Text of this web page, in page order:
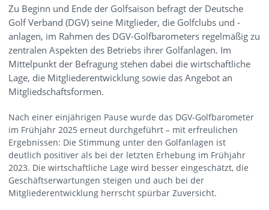
Zu Beginn und Ende der Golfsaison befragt der Deutsche
Golf Verband (DGV) seine Mitglieder, die Golfclubs und -
anlagen, im Rahmen des DGV-Golfbarometers regelmäßig zu
zentralen Aspekten des Betriebs ihrer Golfanlagen. Im
Mittelpunkt der Befragung stehen dabei die wirtschaftliche
Lage, die Mitgliederentwicklung sowie das Angebot an
Mitgliedschaftsformen.
Nach einer einjährigen Pause wurde das DGV-Golfbarometer
im Frühjahr 2025 erneut durchgeführt – mit erfreulichen
Ergebnissen: Die Stimmung unter den Golfanlagen ist
deutlich positiver als bei der letzten Erhebung im Frühjahr
2023. Die wirtschaftliche Lage wird besser eingeschätzt, die
Geschäftserwartungen steigen und auch bei der
Mitgliederentwicklung herrscht spürbar Zuversicht.